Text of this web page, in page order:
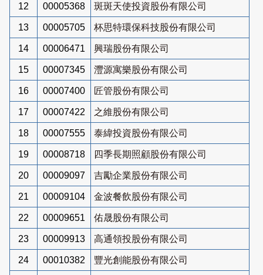
12 00005368 斑斑天使投資股份有限公司
13 00005705 杯思特環保科技股份有限公司
14 00006471 興瑞股份有限公司
15 00007345 灃源寓樂股份有限公司
16 00007400 匠管股份有限公司
17 00007422 之維股份有限公司
18 00007555 泰緯投資股份有限公司
19 00008718 四季長期照顧股份有限公司
20 00009097 吉勵企業股份有限公司
21 00009104 金波餐飲股份有限公司
22 00009651 佑晟股份有限公司
23 00009913 高通領投股份有限公司
24 00010382 豐光創能股份有限公司